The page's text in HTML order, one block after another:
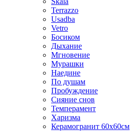
Terrazzo
Usadba
Vetro
Босиком
Дыхание
Мгновение
Мурашки
Наедине
По душам
Пробуждение
Сияние снов
Темперамент
Харизма
Керамогранит 60х60см